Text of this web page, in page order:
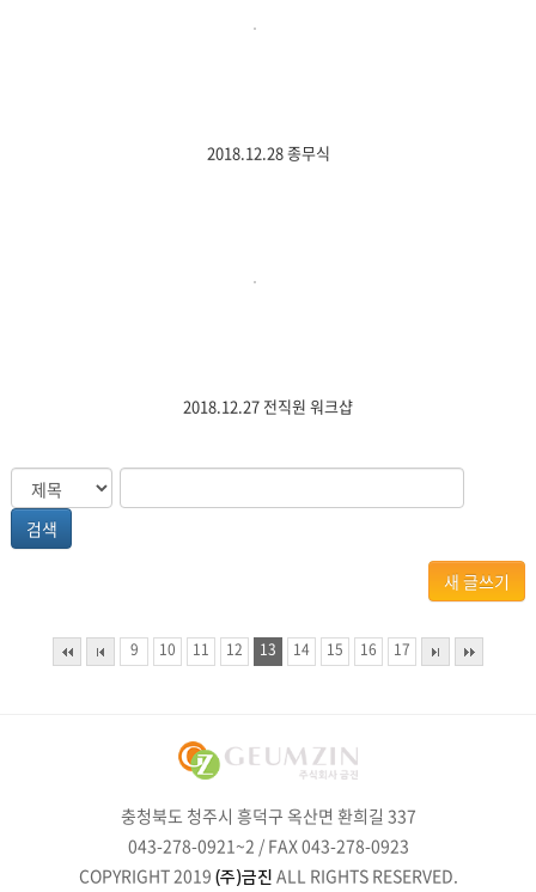
2018.12.28 종무식
2018.12.27 전직원 워크샵
새 글쓰기
9 10 11 12 13 14 15 16 17
충청북도 청주시 흥덕구 옥산면 환희길 337
043-278-0921~2 / FAX 043-278-0923
COPYRIGHT 2019 (주)금진 ALL RIGHTS RESERVED.